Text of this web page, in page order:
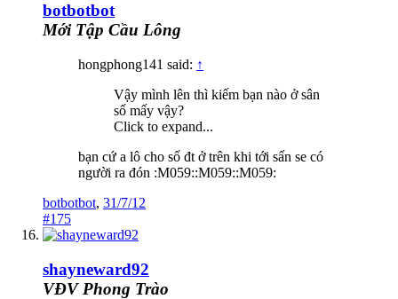
botbotbot
Mới Tập Cầu Lông
hongphong141 said: ↑
Vậy mình lên thì kiếm bạn nào ở sân
số mấy vậy?
Click to expand...
bạn cứ a lô cho số đt ở trên khi tới sấn se có
người ra đón :M059::M059::M059:
botbotbot, 31/7/12
#175
shayneward92
VĐV Phong Trào